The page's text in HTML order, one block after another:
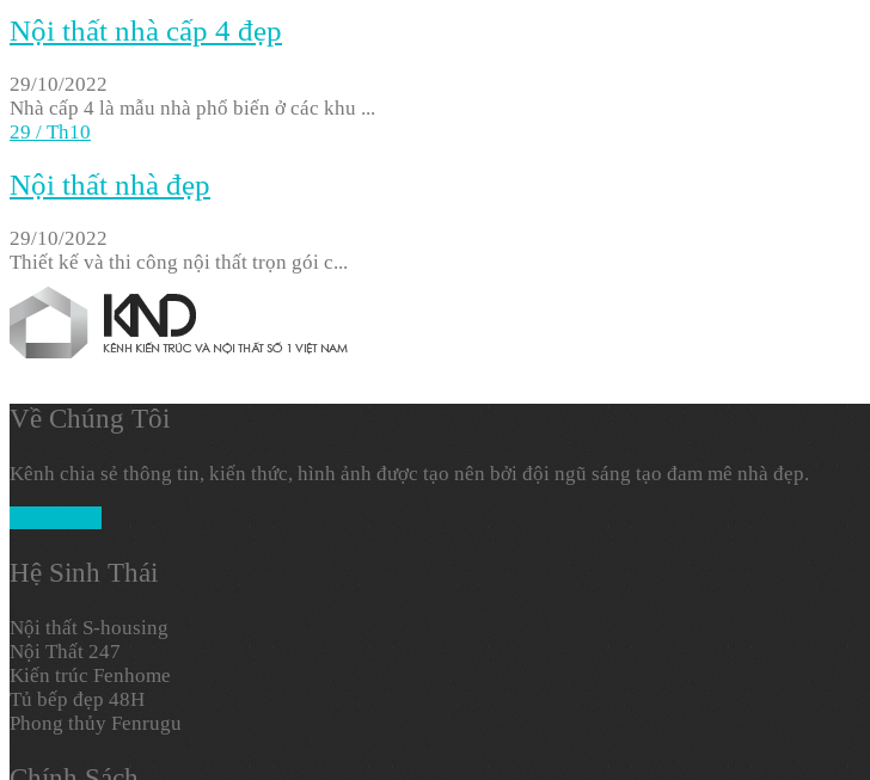
Nội thất nhà cấp 4 đẹp
29/10/2022
Nhà cấp 4 là mẫu nhà phổ biến ở các khu ...
29 / Th10
Nội thất nhà đẹp
29/10/2022
Thiết kế và thi công nội thất trọn gói c...
Về Chúng Tôi
Kênh chia sẻ thông tin, kiến thức, hình ảnh được tạo nên bởi đội ngũ sáng tạo đam mê nhà đẹp.
Hệ Sinh Thái
Nội thất S-housing
Nội Thất 247
Kiến trúc Fenhome
Tủ bếp đẹp 48H
Phong thủy Fenrugu